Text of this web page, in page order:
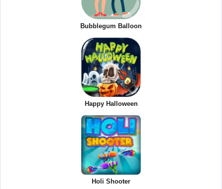
Bubblegum Balloon
Happy Halloween
Holi Shooter